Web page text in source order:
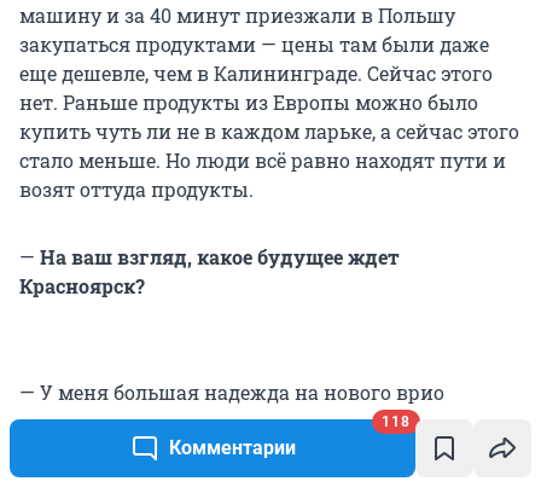
Комментарии
118
машину и за 40 минут приезжали в Польшу
закупаться продуктами — цены там были даже
еще дешевле, чем в Калининграде. Сейчас этого
нет. Раньше продукты из Европы можно было
купить чуть ли не в каждом ларьке, а сейчас этого
стало меньше. Но люди всё равно находят пути и
возят оттуда продукты.
— На ваш взгляд, какое будущее ждет
Красноярск?
— У меня большая надежда на нового врио
губернатора (Михаила Котюкова. —Прим. ред.
Это как лучик в темном царстве. Я надеюсь, что
он надежду эту оправдает. Помню, когда